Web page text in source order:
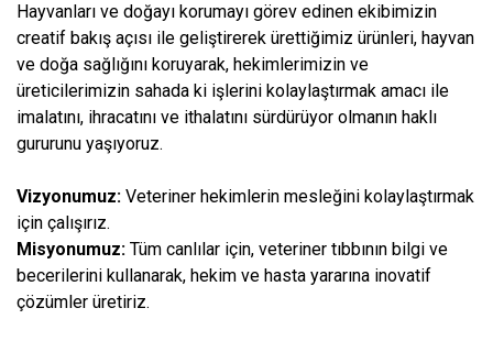
Hayvanları ve doğayı korumayı görev edinen ekibimizin
creatif bakış açısı ile geliştirerek ürettiğimiz ürünleri, hayvan
ve doğa sağlığını koruyarak, hekimlerimizin ve
üreticilerimizin sahada ki işlerini kolaylaştırmak amacı ile
imalatını, ihracatını ve ithalatını sürdürüyor olmanın haklı
gururunu yaşıyoruz.
Vizyonumuz: Veteriner hekimlerin mesleğini kolaylaştırmak
için çalışırız.
Misyonumuz: Tüm canlılar için, veteriner tıbbının bilgi ve
becerilerini kullanarak, hekim ve hasta yararına inovatif
çözümler üretiriz.